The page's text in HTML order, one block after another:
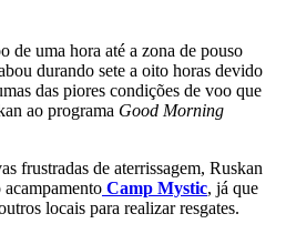
de uma hora até a zona de pouso
durando sete a oito horas devido
das piores condições de voo que
ao programa Good Morning
frustradas de aterrissagem, Ruskan
Camp Mystic, já que
locais para realizar resgates.